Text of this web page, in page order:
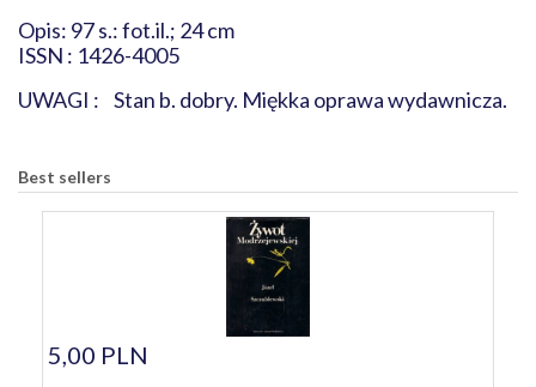
Opis: 97 s.: fot.il.; 24 cm
ISSN : 1426-4005
UWAGI : Stan b. dobry. Miękka oprawa wydawnicza.
Best sellers
5,00 PLN